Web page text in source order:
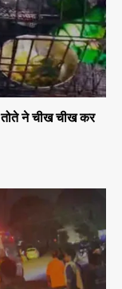
तोते ने चीख चीख कर